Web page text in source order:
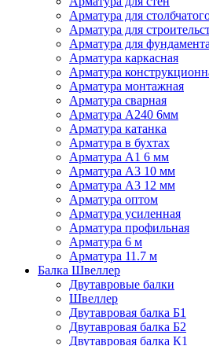
Арматура для
Арматура для
Арматура для фундамента
Арматура каркасная
Арматура
Арматура монтажная
Арматура сварная
Арматура А240 6мм
Арматура катанка
Арматура в бухтах
Арматура А1 6 мм
Арматура А3 10 мм
Арматура А3 12 мм
Арматура оптом
Арматура усиленная
Арматура профильная
Арматура 6 м
Арматура 11.7 м
Балка Швеллер
Двутавровые балки
Швеллер
Двутавровая балка Б1
Двутавровая балка Б2
Двутавровая балка К1